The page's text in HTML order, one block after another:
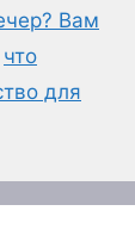
Вам
что
для